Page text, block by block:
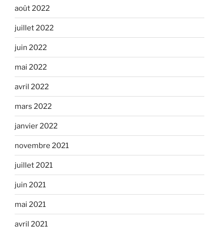
août 2022
juillet 2022
juin 2022
mai 2022
avril 2022
mars 2022
janvier 2022
novembre 2021
juillet 2021
juin 2021
mai 2021
avril 2021